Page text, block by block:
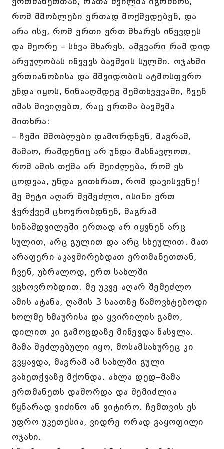
რომ მშობლები ერთად მოქმედებენ, და
არა ისე, რომ ერთი ერთ მხარეს იწევდეს
და მეორე – სხვა მხარეს. ამგვარი რამ დიდ
არეულობას იწვევს ბავშვის სულში. ოჯახში
ერთიანობისა და მშვიდობის ატმოსფერო
უნდა იყოს, წინააღმდეგ შემთხვევაში, ჩვენ
იმას მივიღებთ, რაც ერთმა ბავშვმა
მითხრა:
– ჩემი მშობლები დაშორდნენ, მაგრამ,
მამაო, რამდენიც არ უნდა მასწავლოთ,
რომ ამის თქმა არ შეიძლება, რომ ეს
ცოდვაა, უნდა გითხრათ, რომ დავისვენე!
მე მეტი აღარ შემეძლო, ისინი ერთ
ჭერქვეშ ცხოვრობდნენ, მაგრამ
სინამდვილეში ერთად არ იყვნენ არც
სულით, არც გულით და არც სხეულით. მათ
არაფერი აკავშირებდათ ერთმანეთთან,
ჩვენ, უბრალოდ, ერთ სახლში
ვცხოვრობდით. მე უკვე აღარ შემეძლო
ამის ატანა, ღამის 3 საათზე წამოვხტებოდი
ხოლმე ხმაურისა და ყვირილის გამო,
დილით კი გამოცდაზე მიწევდა წასვლა.
მამა შეძლებული იყო, მოსამსახურეც კი
გვყავდა, მაგრამ ამ სახლში გული
გახეთქვაზე მქონდა. ახლა დედ–მამა
ერთმანეთს დაშორდა და შემიძლია
წყნარად ვიძინო ან ვიტირო. ჩემთვის ეს
უფრო უკეთესია, ვიდრე ორად გაყოფილი
ოჯახი.